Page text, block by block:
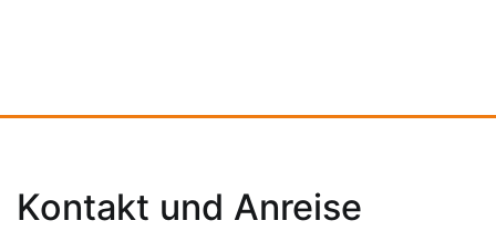
Kontakt und Anreise